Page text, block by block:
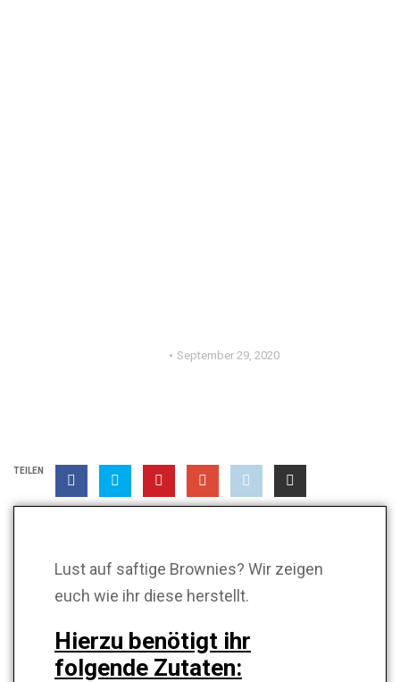
September 29, 2020
TEILEN
Lust auf saftige Brownies? Wir zeigen
euch wie ihr diese herstellt.
Hierzu benötigt ihr
folgende Zutaten: